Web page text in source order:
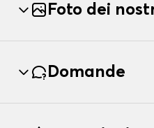
Foto dei
Domande